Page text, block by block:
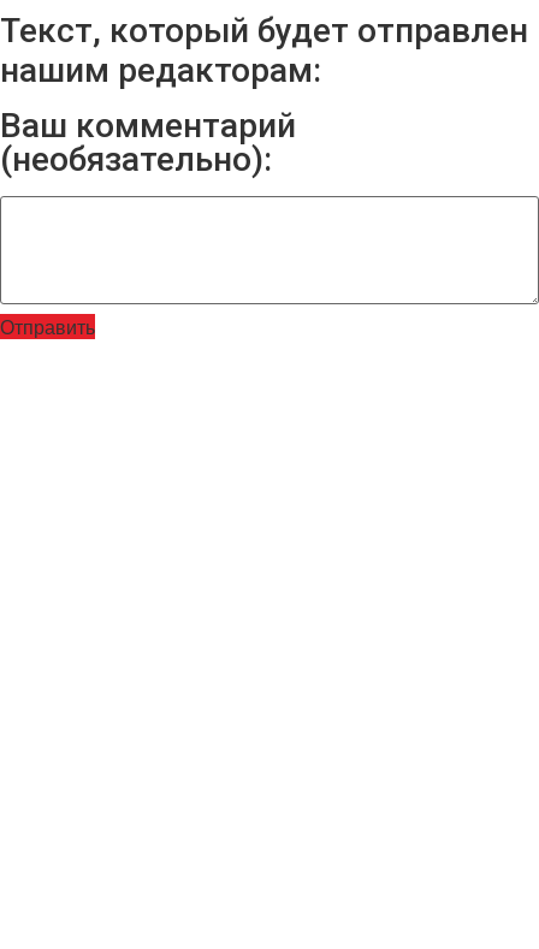
Текст, который будет отправлен
нашим редакторам:
Ваш комментарий
(необязательно):
Отправить